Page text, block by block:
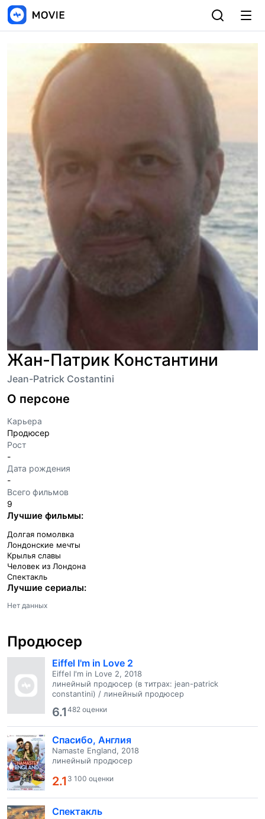
Жан-Патрик Константини
Jean-Patrick Costantini
О персоне
Карьера
Продюсер
Рост
-
Дата рождения
-
Всего фильмов
9
Лучшие фильмы:
Долгая помолвка
Лондонские мечты
Крылья славы
Человек из Лондона
Спектакль
Лучшие сериалы:
Нет данных
Продюсер
Eiffel I'm in Love 2
Eiffel I'm in Love 2, 2018
линейный продюсер (в титрах: jean-patrick
constantini) / линейный продюсер
6.1482 оценки
Спасибо, Англия
Namaste England, 2018
линейный продюсер
2.1 3 100 оценки
Спектакль